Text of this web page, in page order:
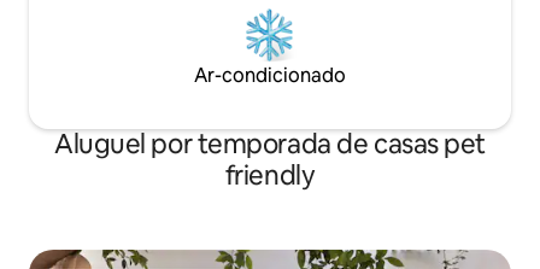
Ar-condicionado
Aluguel por temporada de casas pet
friendly